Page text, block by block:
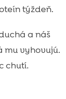
týždeň.
a náš
mu vyhovujú.
chutí.